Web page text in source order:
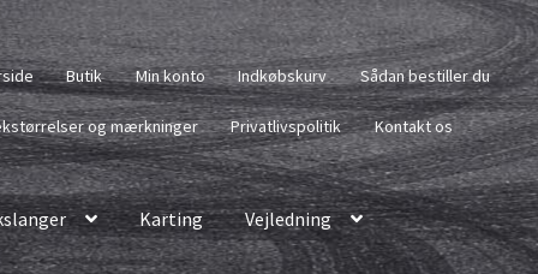
Butik Min konto Indkøbskurv Sådan bestiller du
og mærkninger Privatlivspolitik Kontakt os
Karting
Vejledning